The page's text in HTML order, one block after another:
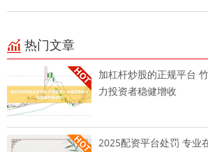
热门文章
加杠杆炒股的正规平台
力投资者稳健增收
2025配资平台处罚 专业